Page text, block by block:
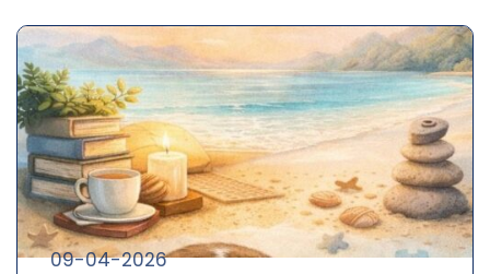
09-04-2026